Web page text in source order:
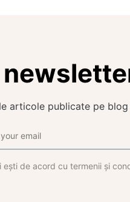
articole publicate pe blog
de acord cu termenii și